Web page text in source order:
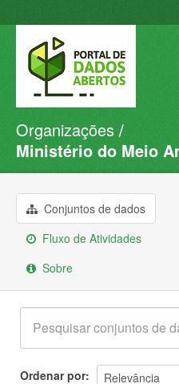
Conjuntos de dados
Organizações
Sobre
Organizações
Ministério do Meio
Conjuntos de dados
Fluxo de Atividades
Sobre
Ordenar por